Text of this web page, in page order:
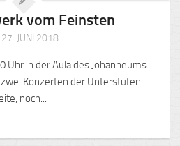
vom Feinsten
27. JUNI 2018
Uhr in der Aula des Johanneums
Konzerten der Unterstufen-
noch...